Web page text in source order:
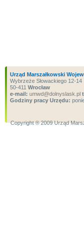
Urząd Marszałkowski
Wybrzeże Słowackiego 12-14
50-411 Wrocław
e-mail: umwd@dolnyslask.pl
Godziny pracy Urzędu:
Copyright ® 2009 Urząd